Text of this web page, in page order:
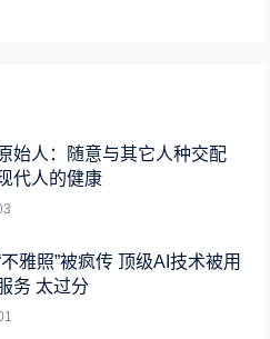
始人：随意与其它人种交配
代人的健康
雅照”被疯传 顶级AI技术被用
务 太过分